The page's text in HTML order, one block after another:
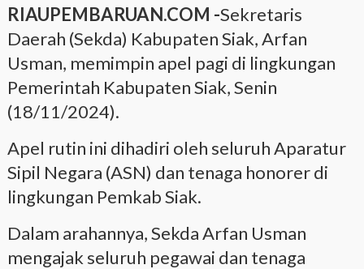
RIAUPEMBARUAN.COM -Sekretaris
Daerah (Sekda) Kabupaten Siak, Arfan
Usman, memimpin apel pagi di lingkungan
Pemerintah Kabupaten Siak, Senin
(18/11/2024).
Apel rutin ini dihadiri oleh seluruh Aparatur
Sipil Negara (ASN) dan tenaga honorer di
lingkungan Pemkab Siak.
Dalam arahannya, Sekda Arfan Usman
mengajak seluruh pegawai dan tenaga